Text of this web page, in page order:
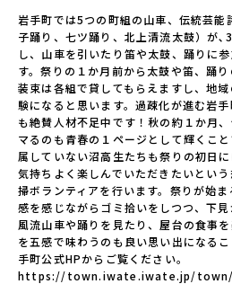
有田工業高等学校熊本県立小国高等
校佐賀県立牛津高等学校鹿児島県立
県立志布志高等学校宮崎県立飯野
等学校鹿児島県立古仁屋高等学校
立高校国際高等専門学校（石川県）
広島三育学院高等学校(広島県) ※2
岩手町では5つの町組の山車、伝統芸能
子踊り、七ツ踊り、北上清流太鼓）が､
し、山車を引いたり笛や太鼓、踊りに
す。祭りの１か月前から太鼓や笛、踊
装束は各組で貸してもらえますし、地
験になると思います。過疎化が進む岩
も絶賛人材不足中です！秋の約１か月
マるのも青春の１ページとして輝くこ
属していない沼高生たちも祭りの初日
気持ちよく楽しんでいただきたいとい
掃ボランティアを行います。祭りが始
感を感じながらゴミ拾いをしつつ、下
風流山車や踊りを見たり、屋台の食事
を五感で味わうのも良い思い出になる
手町公式HPからご覧ください。
https://town.iwate.iwate.jp/